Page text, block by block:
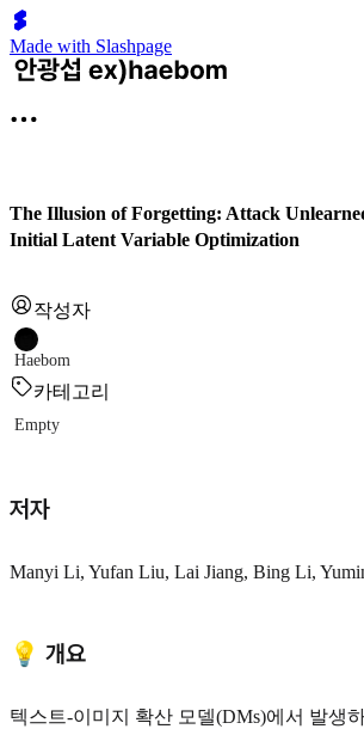
Made with Slashpage
The Illusion of Forgetting: Attack
Initial Latent Variable Optimization
작성자
Haebom
카테고리
Empty
저자
Manyi Li, Yufan Liu, Lai Jiang, Bing Li,
💡 개요
텍스트-이미지 확산 모델(DMs)에서 발생